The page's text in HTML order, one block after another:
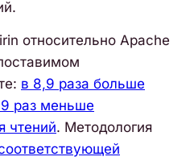
относительно Apache
в 8,9 раза больше
раз меньше
чтений. Методология